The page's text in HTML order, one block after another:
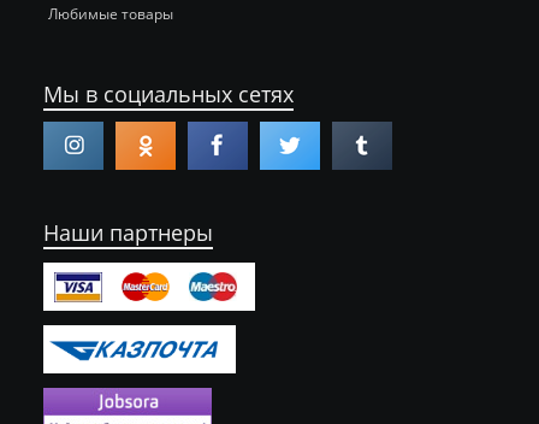
Любимые товары
Мы в социальных сетях
Наши партнеры